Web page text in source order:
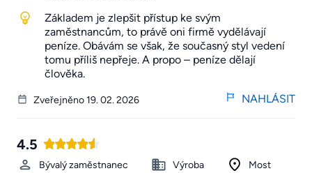
Základem je zlepšit přístup ke svým
zaměstnancům, to právě oni firmě vydělávají
peníze. Obávám se však, že současný styl vedení
tomu příliš nepřeje. A propo – peníze dělají
člověka.
Zveřejněno 19. 02. 2026 NAHLÁSIT
4.5
Bývalý zaměstnanec Výroba Most